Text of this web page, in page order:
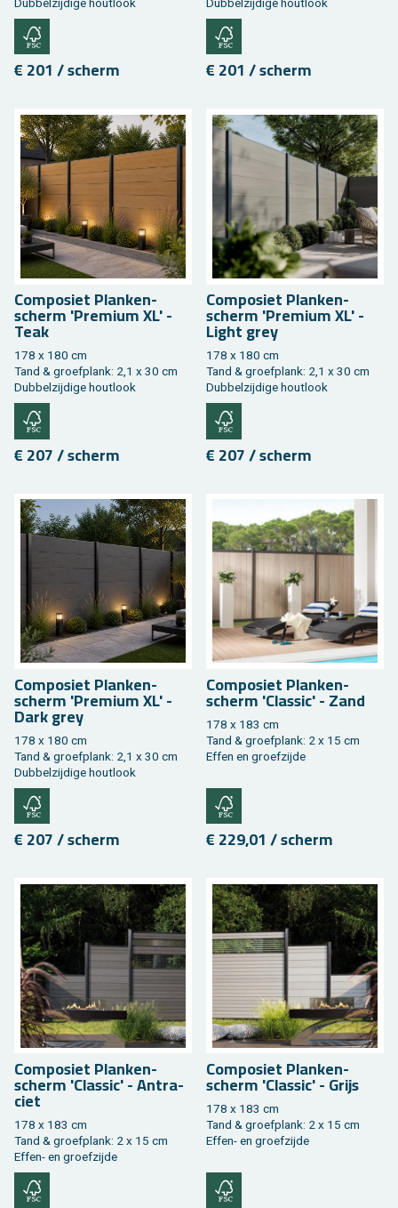
€ 201 / scherm € 201 / scherm
Com­po­siet Plan­ken­
scherm 'Pre­mi­um XL' -
Teak
178 x 180 cm
Tand & groef­plank: 2,1 x 30 cm
Dub­bel­zij­di­ge hout­look
€ 207 / scherm
Com­po­siet Plan­ken­
scherm 'Pre­mi­um XL' -
Light grey
178 x 180 cm
Tand & groef­plank: 2,1 x 30 cm
Dub­bel­zij­di­ge hout­look
€ 207 / scherm
Com­po­siet Plan­ken­
scherm 'Pre­mi­um XL' -
Dark grey
178 x 180 cm
Tand & groef­plank: 2,1 x 30 cm
Dub­bel­zij­di­ge hout­look
€ 207 / scherm
Com­po­siet Plan­ken­
scherm 'Clas­sic' - Zand
178 x 183 cm
Tand & groef­plank: 2 x 15 cm
Effen en groef­zij­de
€ 229,01 / scherm
Com­po­siet Plan­ken­
scherm 'Clas­sic' - An­tra­
ciet
178 x 183 cm
Tand & groef­plank: 2 x 15 cm
Effen- en groef­zij­de
Com­po­siet Plan­ken­
scherm 'Clas­sic' - Grijs
178 x 183 cm
Tand & groef­plank: 2 x 15 cm
Effen- en groef­zij­de